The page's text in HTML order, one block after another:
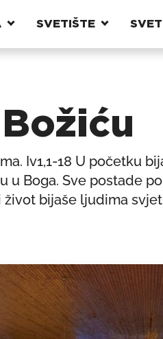
SVETIŠTE
Iv1,1-18 U početku
u Boga. Sve postade
bijaše ljudima